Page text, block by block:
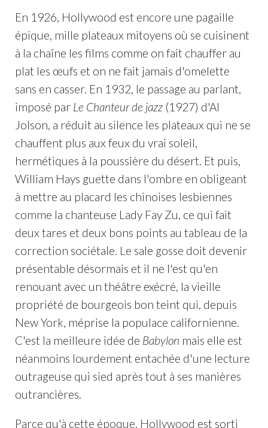
En 1926, Hollywood est encore une pagaille
épique, mille plateaux mitoyens où se cuisinent
à la chaîne les films comme on fait chauffer au
plat les œufs et on ne fait jamais d'omelette
sans en casser. En 1932, le passage au parlant,
imposé par Le Chanteur de jazz(1927) d'Al
Jolson, a réduit au silence les plateaux qui ne se
chauffent plus aux feux du vrai soleil,
hermétiques à la poussière du désert. Et puis,
William Hays guette dans l'ombre en obligeant
à mettre au placard les chinoises lesbiennes
comme la chanteuse Lady Fay Zu, ce qui fait
deux tares et deux bons points au tableau de la
correction sociétale. Le sale gosse doit devenir
présentable désormais et il ne l'est qu'en
renouant avec un théâtre exécré, la vieille
propriété de bourgeois bon teint qui, depuis
New York, méprise la populace californienne.
C'est la meilleure idée de Babylon mais elle est
néanmoins lourdement entachée d'une lecture
outrageuse qui sied après tout à ses manières
outrancières.
Parce qu'à cette époque, Hollywood est sorti